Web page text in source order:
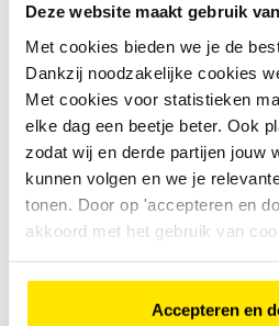
Deze website maakt gebruik
Met cookies bieden we je de
Dankzij noodzakelijke cookies
Met cookies voor statistieken
elke dag een beetje beter. Ook
zodat wij en derde partijen jouw
kunnen volgen en we je
tonen. Door op 'accepteren en
akkoord met het gebruik van
Accepteren en
Naast de geavanceerde
E-Nite veel comfortfuncties
te maken. Het ergonomische
zorgt ervoor dat je
gemakkelijk toegang hebt tot
bedieningselementen. De
maakt het ook eenvoudig om
vinden. Tot slot helpt de
fiets rechtop te houden als
E-Nite komt in een dames
Dames.
Bedwing elk